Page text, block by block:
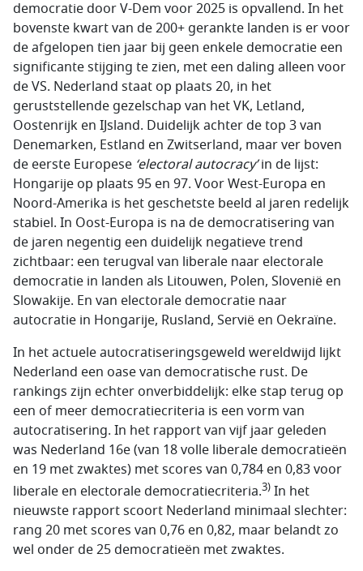
democratie door V-Dem voor 2025 is opvallend. In het
bovenste kwart van de 200+ gerankte landen is er voor
de afgelopen tien jaar bij geen enkele democratie een
significante stijging te zien, met een daling alleen voor
de VS. Nederland staat op plaats 20, in het
geruststellende gezelschap van het VK, Letland,
Oostenrijk en IJsland. Duidelijk achter de top 3 van
Denemarken, Estland en Zwitserland, maar ver boven
de eerste Europese ‘electoral autocracy’in de lijst:
Hongarije op plaats 95 en 97. Voor West-Europa en
Noord-Amerika is het geschetste beeld al jaren redelijk
stabiel. In Oost-Europa is na de democratisering van
de jaren negentig een duidelijk negatieve trend
zichtbaar: een terugval van liberale naar electorale
democratie in landen als Litouwen, Polen, Slovenië en
Slowakije. En van electorale democratie naar
autocratie in Hongarije, Rusland, Servië en Oekraïne.
In het actuele autocratiseringsgeweld wereldwijd lijkt
Nederland een oase van democratische rust. De
rankings zijn echter onverbiddelijk: elke stap terug op
een of meer democratiecriteria is een vorm van
autocratisering. In het rapport van vijf jaar geleden
was Nederland 16e (van 18 volle liberale democratieën
en 19 met zwaktes) met scores van 0,784 en 0,83 voor
liberale en electorale democratiecriteria.3) In het
nieuwste rapport scoort Nederland minimaal slechter:
rang 20 met scores van 0,76 en 0,82, maar belandt zo
wel onder de 25 democratieën met zwaktes.